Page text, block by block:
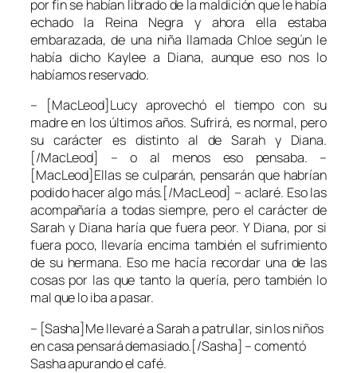
por fin se habían librado de la maldición que le había
echado la Reina Negra y ahora ella estaba
embarazada, de una niña llamada Chloe según le
había dicho Kaylee a Diana, aunque eso nos lo
habíamos reservado.
– [MacLeod]Lucy aprovechó el tiempo con su
madre en los últimos años. Sufrirá, es normal, pero
su carácter es distinto al de Sarah y Diana.
[/MacLeod] – o al menos eso pensaba. –
[MacLeod]Ellas se culparán, pensarán que habrían
podido hacer algo más.[/MacLeod] – aclaré. Eso las
acompañaría a todas siempre, pero el carácter de
Sarah y Diana haría que fuera peor. Y Diana, por si
fuera poco, llevaría encima también el sufrimiento
de su hermana. Eso me hacía recordar una de las
cosas por las que tanto la quería, pero también lo
mal que lo iba a pasar.
– [Sasha]Me llevaré a Sarah a patrullar, sin los niños
en casa pensará demasiado.[/Sasha] – comentó
Sasha apurando el café.